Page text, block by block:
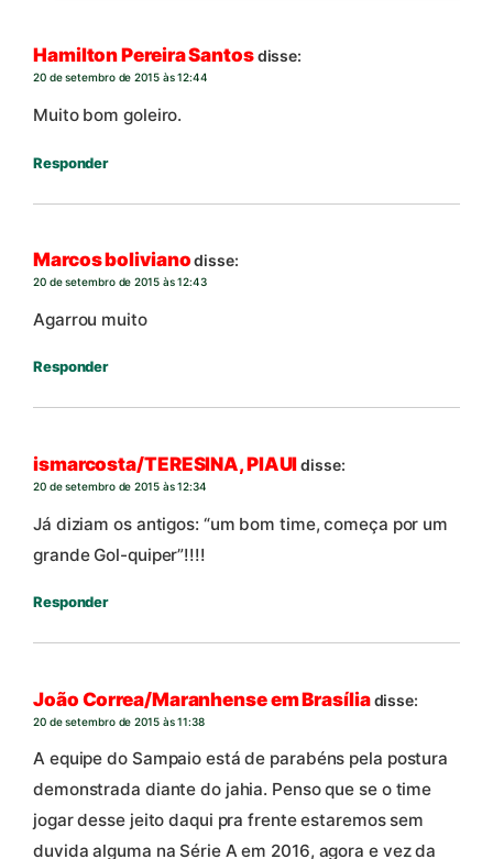
Hamilton Pereira Santosdisse:
20 de setembro de 2015 às 12:44
Muito bom goleiro.
Responder
Marcos bolivianodisse:
20 de setembro de 2015 às 12:43
Agarrou muito
Responder
ismarcosta/TERESINA, PIAUIdisse:
20 de setembro de 2015 às 12:34
Já diziam os antigos: “um bom time, começa por um
grande Gol-quiper”!!!!
Responder
João Correa/Maranhense em Brasíliadisse:
20 de setembro de 2015 às 11:38
A equipe do Sampaio está de parabéns pela postura
demonstrada diante do jahia. Penso que se o time
jogar desse jeito daqui pra frente estaremos sem
duvida alguma na Série A em 2016, agora e vez da